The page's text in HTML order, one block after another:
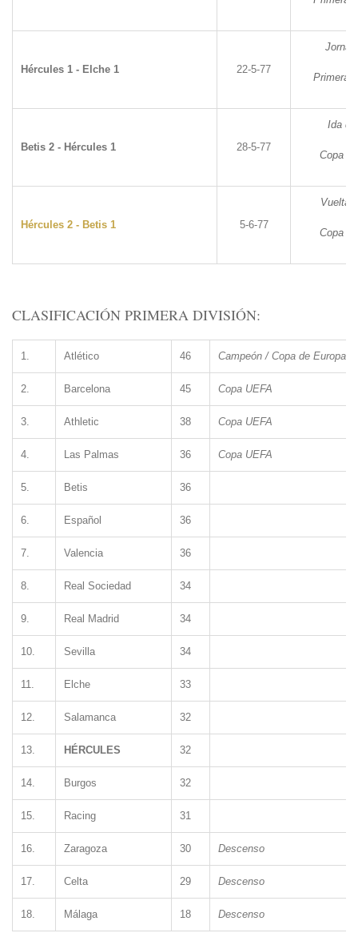
Hércules 1 - Elche 1 22-5-77
Primera
Betis 2 - Hércules 1 28-5-77
Ida
Copa
Hércules 2 - Betis 1 5-6-77
Vuelta
Copa
CLASIFICACIÓN PRIMERA DIVISIÓN:
1. Atlético 46 Campeón / Copa de Europa
2. Barcelona 45 Copa UEFA
3. Athletic 38 Copa UEFA
4. Las Palmas 36 Copa UEFA
5. Betis 36
6. Español 36
7. Valencia 36
8. Real Sociedad 34
9. Real Madrid 34
10. Sevilla 34
11. Elche 33
12. Salamanca 32
13. HÉRCULES 32
14. Burgos 32
15. Racing 31
16. Zaragoza 30 Descenso
17. Celta 29 Descenso
18. Málaga 18 Descenso